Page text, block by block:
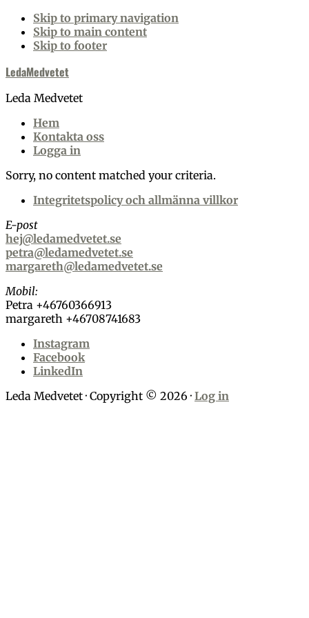
Skip to primary navigation
Skip to main content
Skip to footer
LedaMedvetet
Leda Medvetet
Hem
Kontakta oss
Logga in
lars
Westrup
Sorry, no content matched your criteria.
FooterIntegritetspolicy och allmänna villkor
E-post
hej@ledamedvetet.se
petra@ledamedvetet.se
margareth@ledamedvetet.se
Mobil:
Petra +46760366913
margareth +46708741683
Instagram
Facebook
LinkedIn
Leda Medvetet · Copyright © 2026 · Log in